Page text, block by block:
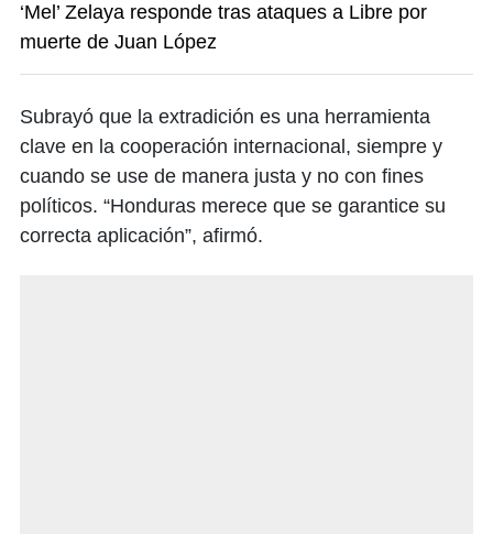
‘Mel’ Zelaya responde tras ataques a Libre por
muerte de Juan López
Subrayó que la extradición es una herramienta
clave en la cooperación internacional, siempre y
cuando se use de manera justa y no con fines
políticos. “Honduras merece que se garantice su
correcta aplicación”, afirmó.